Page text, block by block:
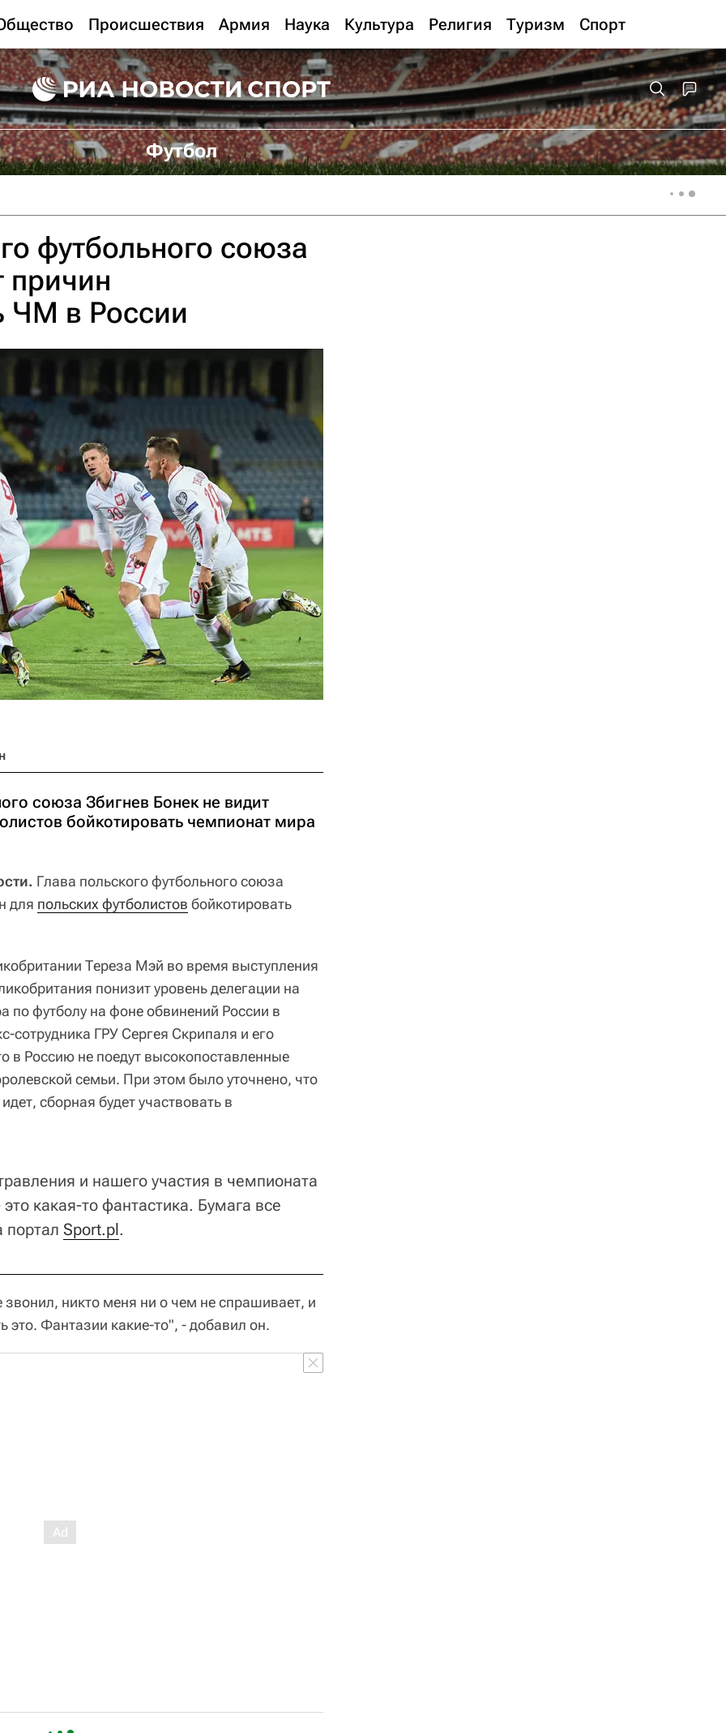
Происшествия Армия Наука Культура Религия Туризм Спорт
Футбол
футбольного союза
причин
ЧМ в России
союза Збигнев Бонек не видит
бойкотировать чемпионат мира
Глава польского футбольного союза
для польских футболистов бойкотировать
Тереза Мэй во время выступления
понизит уровень делегации на
по футболу на фоне обвинений России в
сотрудника ГРУ Сергея Скрипаля и его
в Россию не поедут высокопоставленные
семьи. При этом было уточнено, что
сборная будет участвовать в
и нашего участия в чемпионата
какая-то фантастика. Бумага все
портал Sport.pl.
никто меня ни о чем не спрашивает, и
это. Фантазии какие-то", - добавил он.